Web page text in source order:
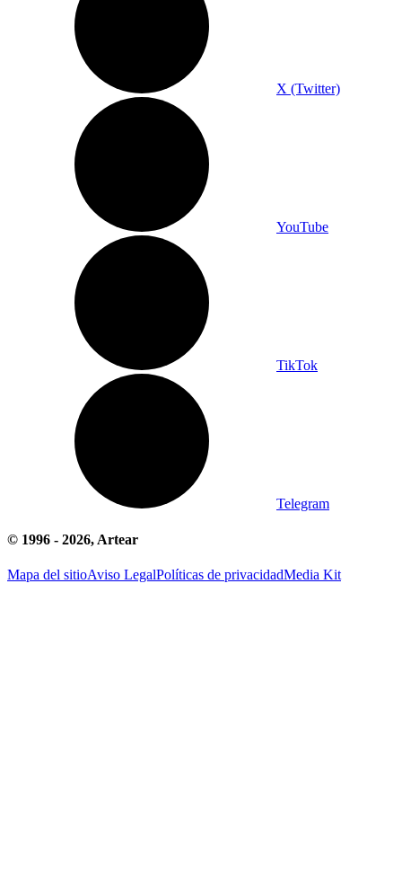
X (Twitter)
YouTube
TikTok
Telegram
© 1996 - 2026, Artear
Mapa del sitioAviso LegalPolíticas de privacidadMedia Kit